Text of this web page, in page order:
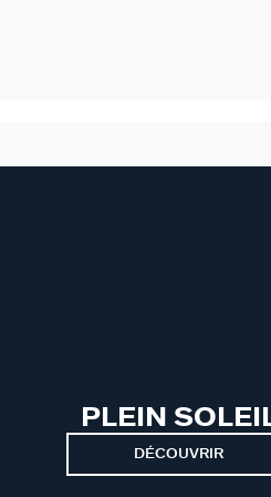
PLEIN
DÉCOUVRIR